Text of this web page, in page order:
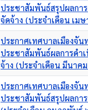
ประชาสัมพันธ์สรุปผลกา
จัดจ้าง (ประจำเดือน เม
ประกาศเทศบาลเมืองจัน
ประชาสัมพันธ์ผลการดำ
จ้าง (ประจำเดือน มีนาค
ประกาศเทศบาลเมืองจัน
ประชาสัมพันธ์สรุปผลกา